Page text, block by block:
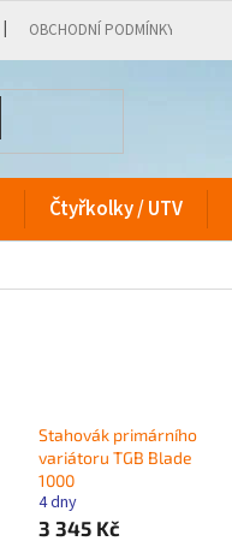
OBCHODNÍ PODMÍNKY
Čtyřkolky / UTV
Stahovák primárního
variátoru TGB Blade
1000
4 dny
3 345 Kč